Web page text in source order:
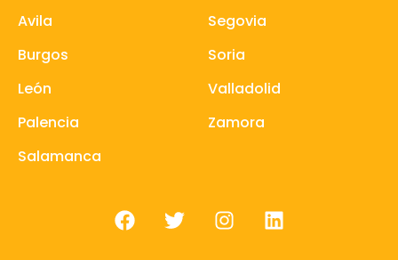
Avila
Burgos
León
Palencia
Salamanca
Segovia
Soria
Valladolid
Zamora